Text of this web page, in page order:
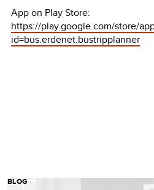
App on Play Store:
https://play.google.com/store/
id=bus.erdenet.bustripplanner
BLOG